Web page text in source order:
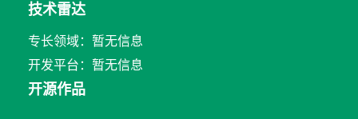
技术雷达
专长领域：暂无信息
开发平台：暂无信息
开源作品